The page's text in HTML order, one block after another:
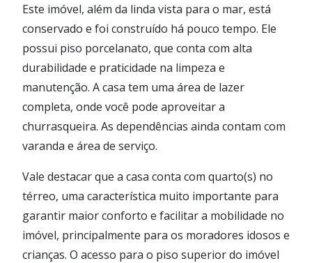
Este imóvel, além da linda vista para o mar, está
conservado e foi construído há pouco tempo. Ele
possui piso porcelanato, que conta com alta
durabilidade e praticidade na limpeza e
manutenção. A casa tem uma área de lazer
completa, onde você pode aproveitar a
churrasqueira. As dependências ainda contam com
varanda e área de serviço.
Vale destacar que a casa conta com quarto(s) no
térreo, uma característica muito importante para
garantir maior conforto e facilitar a mobilidade no
imóvel, principalmente para os moradores idosos e
crianças. O acesso para o piso superior do imóvel